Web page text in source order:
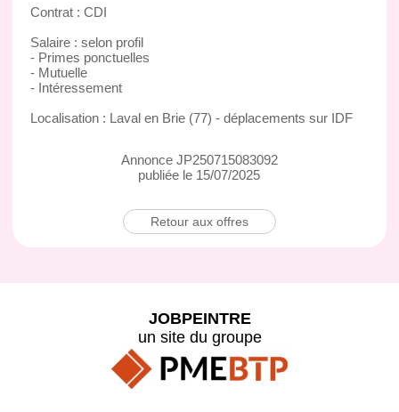
Contrat : CDI
Salaire : selon profil
- Primes ponctuelles
- Mutuelle
- Intéressement
Localisation : Laval en Brie (77) - déplacements sur IDF
Annonce JP250715083092
publiée le 15/07/2025
Retour aux offres
JOBPEINTRE
un site du groupe